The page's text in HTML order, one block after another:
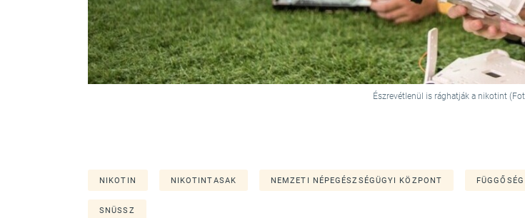
Észrevétlenül is rághatják a nikotint
NIKOTIN NIKOTINTASAK NEMZETI NÉPEGÉSZSÉGÜGYI KÖZPONT FÜGGŐSÉG
SNÜSSZ